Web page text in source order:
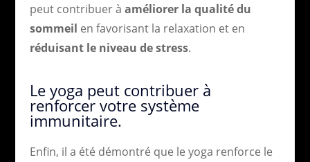
peut contribuer à améliorer la qualité du
sommeil en favorisant la relaxation et en
réduisant le niveau de stress.
Le yoga peut contribuer à
renforcer votre système
immunitaire.
Enfin, il a été démontré que le yoga renforce le